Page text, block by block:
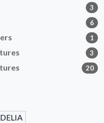
3
6
1
3
20